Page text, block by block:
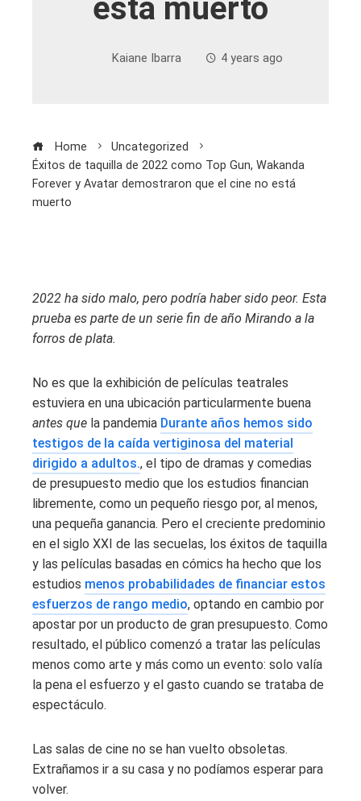
está muerto
Kaiane Ibarra 4 years ago
Home
Uncategorized
Éxitos de taquilla de 2022 como Top Gun, Wakanda
Forever y Avatar demostraron que el cine no está
muerto
2022 ha sido malo, pero podría haber sido peor. Esta
prueba es parte de un serie fin de año Mirando a la
forros de plata.
No es que la exhibición de películas teatrales
estuviera en una ubicación particularmente buena
antes que la pandemia Durante años hemos sido
testigos de la caída vertiginosa del material
dirigido a adultos., el tipo de dramas y comedias
de presupuesto medio que los estudios financian
libremente, como un pequeño riesgo por, al menos,
una pequeña ganancia. Pero el creciente predominio
en el siglo XXI de las secuelas, los éxitos de taquilla
y las películas basadas en cómics ha hecho que los
estudios menos probabilidades de financiar estos
esfuerzos de rango medio, optando en cambio por
apostar por un producto de gran presupuesto. Como
resultado, el público comenzó a tratar las películas
menos como arte y más como un evento: solo valía
la pena el esfuerzo y el gasto cuando se trataba de
espectáculo.
Las salas de cine no se han vuelto obsoletas.
Extrañamos ir a su casa y no podíamos esperar para
volver.